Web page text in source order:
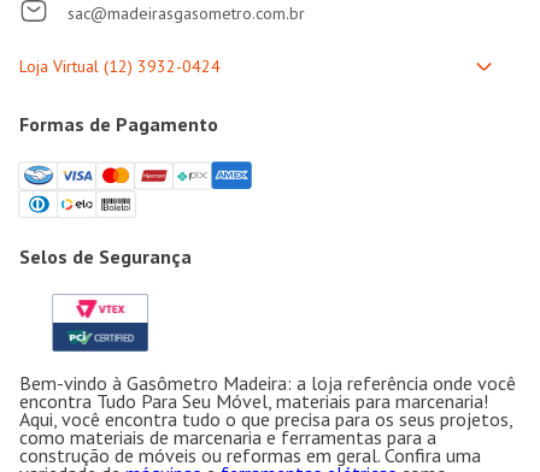
sac@madeirasgasometro.com.br
Formas de Pagamento
Selos de Segurança
Bem-vindo à Gasômetro Madeira: a loja referência onde você
encontra Tudo Para Seu Móvel, materiais para marcenaria!
Aqui, você encontra tudo o que precisa para os seus projetos,
como materiais de marcenaria e ferramentas para a
construção de móveis ou reformas em geral. Confira uma